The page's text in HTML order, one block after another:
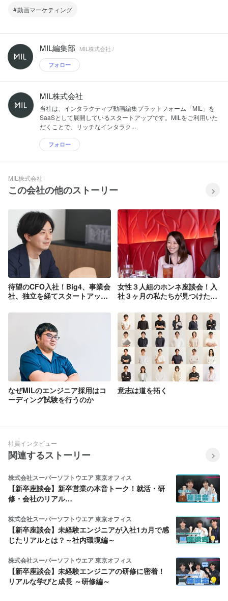
動画マーケティング
MIL編集部 MIL株式会社 /
フォロー
MIL株式会社
当社は、インタラクティブ動画編集プラットフォーム「MIL」を
SaaSとして展開しているスタートアップです。MILをご利用いた
だくことで、リッチなインタラク...
フォロー
MIL株式会社
この会社の他のストーリー
待望のCFO入社！Big4、事業会
社、独立を経てスタートアップ
女性３人組のホンネ座談会！入
社３ヶ月の私たちが見つけた
なぜMILのエンジニア採用はコ
ーディング試験を行うのか
意志は道を拓く
社員インタビュー
関連するストーリー
株式会社スーパーソフトウエア 東京オフィス
【新卒座談会】新卒営業の本音トーク！就活・研
修・会社のリアル…
株式会社スーパーソフトウエア 東京オフィス
【新卒座談会】未経験エンジニアが入社1カ月で感
じたリアルとは？～社内環境編～
株式会社スーパーソフトウエア 東京オフィス
【新卒座談会】未経験エンジニアの研修に密着！
リアルな学びと成長 ～研修編～